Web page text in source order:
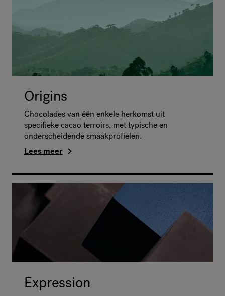
Origins
Chocolades van één enkele herkomst uit
specifieke cacao terroirs, met typische en
onderscheidende smaakprofielen.
Lees meer
Expression